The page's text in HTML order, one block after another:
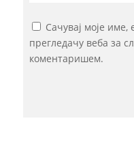
Сачувај моје
прегледачу веба за
коментаришем.